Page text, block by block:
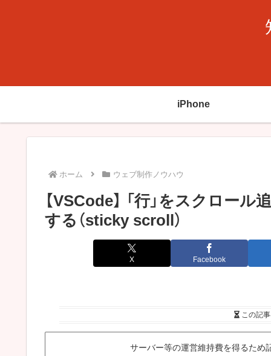
iPhone
ホーム ウェブ制作ノウハウ
【VSCode】 「行」をスクロー
する（sticky scroll）
X Facebook
この記
サーバー等の運営維持費を得るため